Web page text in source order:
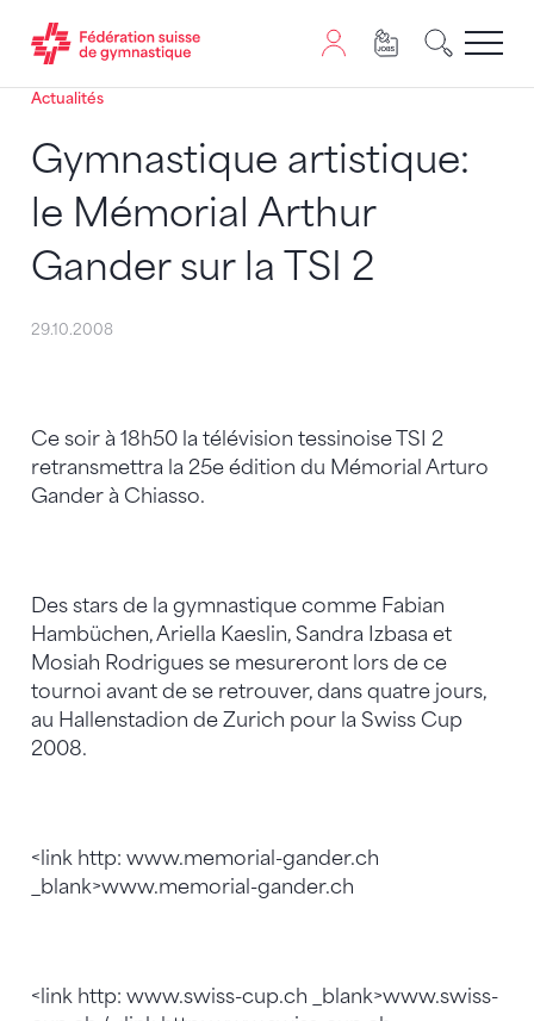
Passer au contenu
Naviguer vers le plan du siten
JavaScript est nécessaire pour naviguer sur ce site.
Actualités
Gymnastique artistique:
le Mémorial Arthur
Gander sur la TSI 2
29.10.2008
Ce soir à 18h50 la télévision tessinoise TSI 2
retransmettra la 25e édition du Mémorial Arturo
Gander à Chiasso.
Des stars de la gymnastique comme Fabian
Hambüchen, Ariella Kaeslin, Sandra Izbasa et
Mosiah Rodrigues se mesureront lors de ce
tournoi avant de se retrouver, dans quatre jours,
au Hallenstadion de Zurich pour la Swiss Cup
2008.
<link http: www.memorial-gander.ch
_blank>www.memorial-gander.ch
<link http: www.swiss-cup.ch _blank>www.swiss-